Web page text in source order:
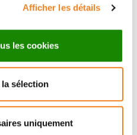
Afficher les détails
les cookies
sélection
uniquement
MATHIEU
COPPEY